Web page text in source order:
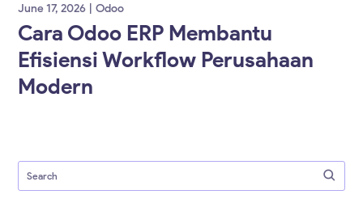
June 17, 2026 Odoo
Cara Odoo ERP Membantu
Efisiensi Workflow Perusahaan
Modern